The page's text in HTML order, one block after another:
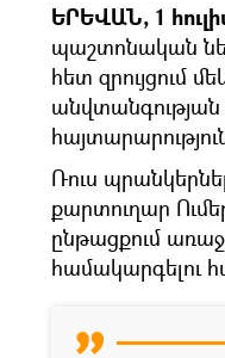
ԵՐԵՎԱՆ, 1
պաշտոնական
հետ զրույցում
Ռուս
քարտուղար
ընթացքում
համակարգելու